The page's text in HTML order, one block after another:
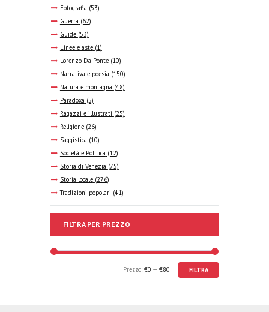
Fotografia (53)
Guerra (62)
Guide (53)
Linee e aste (1)
Lorenzo Da Ponte (10)
Narrativa e poesia (150)
Natura e montagna (48)
Paradoxa (5)
Ragazzi e illustrati (25)
Religione (26)
Saggistica (10)
Società e Politica (12)
Storia di Venezia (75)
Storia locale (276)
Tradizioni popolari (41)
FILTRA PER PREZZO
FILTRA
Prezzo: €0 — €80